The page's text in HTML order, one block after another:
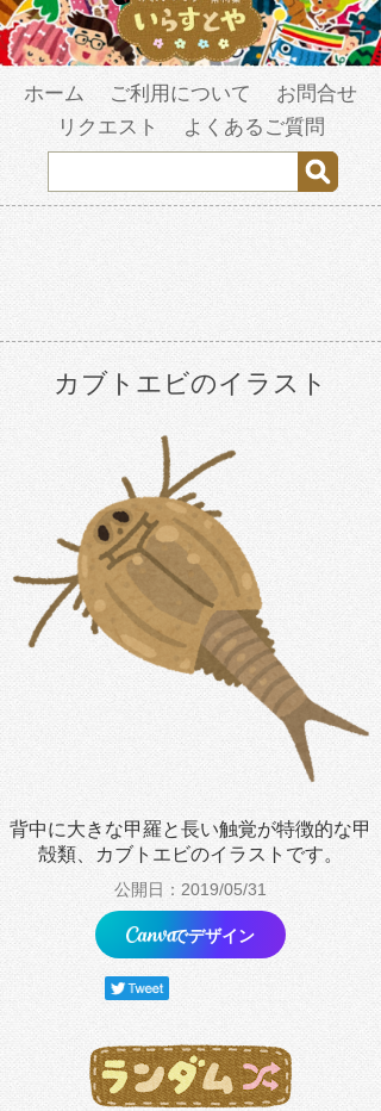
ホーム ご利用について
お問合せ
リクエスト
よくあるご質問
カブトエビのイラスト
背中に大きな甲羅と長い触覚が特徴的な甲
殻類、カブトエビのイラストです。
公開日：2019/05/31
でデザイン